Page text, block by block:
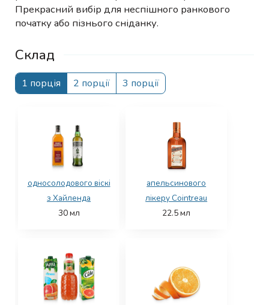
Прекрасний вибір для неспішного ранкового
початку або пізнього сніданку.
Склад
1 порція 2 порції 3 порції
односолодового віскі
з Хайленда
30мл
апельсинового
лікеру Cointreau
22.5мл